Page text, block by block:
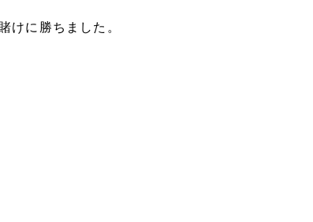
けに勝ちました。